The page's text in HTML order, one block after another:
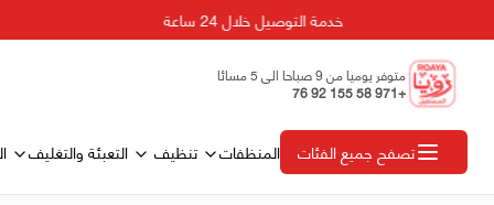
خدمة التوصيل خلال 24 ساعة
متوفر يوميا من 9 صباحا الى 5 مسائا
+971 58 155 92 76
تصفح جميع الفئات المنظفات تنظيف التعبئة والتغليف